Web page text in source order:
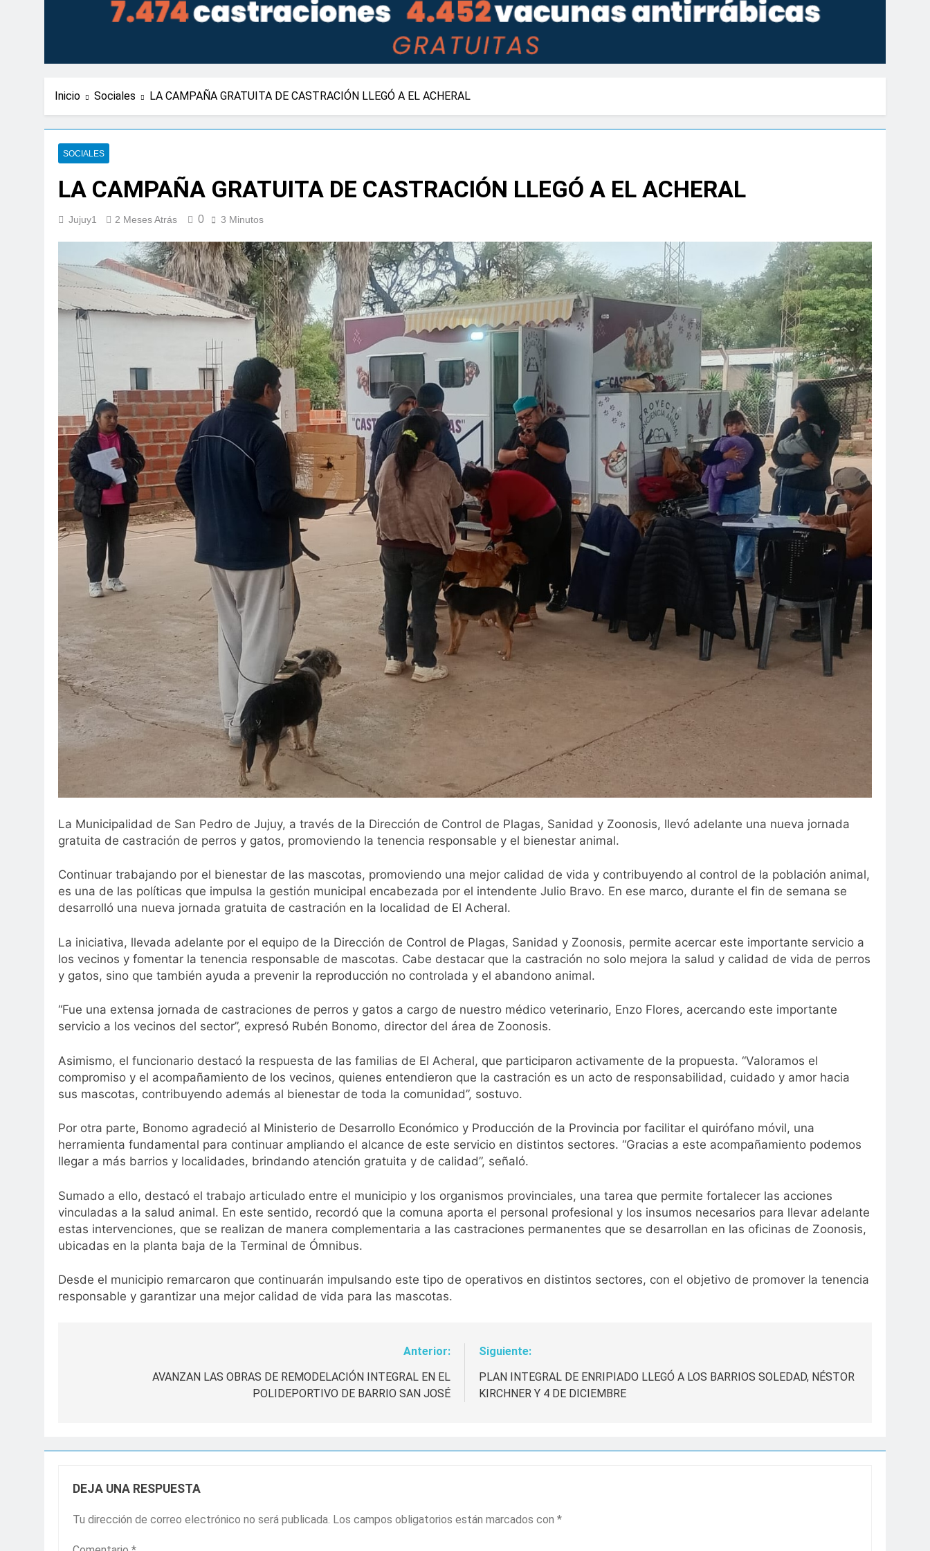
Inicio Sociales LA CAMPAÑA GRATUITA DE CASTRACIÓN LLEGÓ A EL ACHERAL
SOCIALES
LA CAMPAÑA GRATUITA DE CASTRACIÓN LLEGÓ A EL ACHERAL
Jujuy1 2 Meses Atrás 0 3 Minutos
La Municipalidad de San Pedro de Jujuy, a través de la Dirección de Control de Plagas, Sanidad y Zoonosis, llevó adelante una nueva jornada
gratuita de castración de perros y gatos, promoviendo la tenencia responsable y el bienestar animal.
Continuar trabajando por el bienestar de las mascotas, promoviendo una mejor calidad de vida y contribuyendo al control de la población animal,
es una de las políticas que impulsa la gestión municipal encabezada por el intendente Julio Bravo. En ese marco, durante el fin de semana se
desarrolló una nueva jornada gratuita de castración en la localidad de El Acheral.
La iniciativa, llevada adelante por el equipo de la Dirección de Control de Plagas, Sanidad y Zoonosis, permite acercar este importante servicio a
los vecinos y fomentar la tenencia responsable de mascotas. Cabe destacar que la castración no solo mejora la salud y calidad de vida de perros
y gatos, sino que también ayuda a prevenir la reproducción no controlada y el abandono animal.
“Fue una extensa jornada de castraciones de perros y gatos a cargo de nuestro médico veterinario, Enzo Flores, acercando este importante
servicio a los vecinos del sector”, expresó Rubén Bonomo, director del área de Zoonosis.
Asimismo, el funcionario destacó la respuesta de las familias de El Acheral, que participaron activamente de la propuesta. “Valoramos el
compromiso y el acompañamiento de los vecinos, quienes entendieron que la castración es un acto de responsabilidad, cuidado y amor hacia
sus mascotas, contribuyendo además al bienestar de toda la comunidad”, sostuvo.
Por otra parte, Bonomo agradeció al Ministerio de Desarrollo Económico y Producción de la Provincia por facilitar el quirófano móvil, una
herramienta fundamental para continuar ampliando el alcance de este servicio en distintos sectores. “Gracias a este acompañamiento podemos
llegar a más barrios y localidades, brindando atención gratuita y de calidad”, señaló.
Sumado a ello, destacó el trabajo articulado entre el municipio y los organismos provinciales, una tarea que permite fortalecer las acciones
vinculadas a la salud animal. En este sentido, recordó que la comuna aporta el personal profesional y los insumos necesarios para llevar adelante
estas intervenciones, que se realizan de manera complementaria a las castraciones permanentes que se desarrollan en las oficinas de Zoonosis,
ubicadas en la planta baja de la Terminal de Ómnibus.
Desde el municipio remarcaron que continuarán impulsando este tipo de operativos en distintos sectores, con el objetivo de promover la tenencia
responsable y garantizar una mejor calidad de vida para las mascotas.
Anterior:
AVANZAN LAS OBRAS DE REMODELACIÓN INTEGRAL EN EL
POLIDEPORTIVO DE BARRIO SAN JOSÉ
Siguiente:
PLAN INTEGRAL DE ENRIPIADO LLEGÓ A LOS BARRIOS SOLEDAD, NÉSTOR
KIRCHNER Y 4 DE DICIEMBRE
DEJA UNA RESPUESTA
Tu dirección de correo electrónico no será publicada. Los campos obligatorios están marcados con *